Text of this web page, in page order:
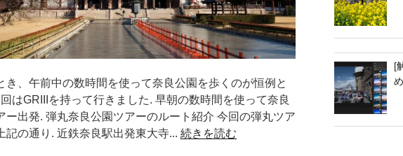
き、午前中の数時間を使って奈良公園を歩くのが恒例と
はGRIIIを持って行きました. 早朝の数時間を使って奈良
ー出発. 弾丸奈良公園ツアーのルート紹介 今回の弾丸ツア
記の通り. 近鉄奈良駅出発東大寺... 続きを読む
[